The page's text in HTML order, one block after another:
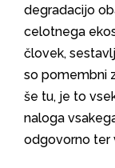
degradacijo
celotnega
človek,
so pomembni
še tu, je to
naloga
odgovorno ter